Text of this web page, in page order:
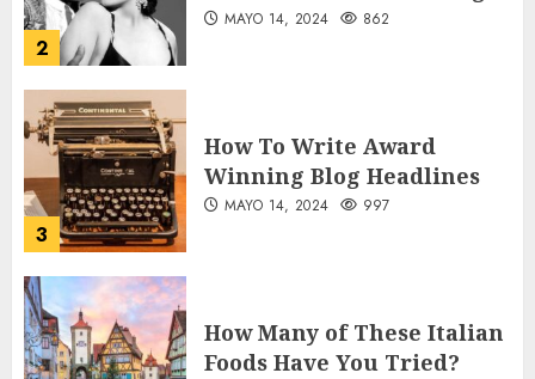
2
MAYO 14, 2024 862
3
How To Write Award
Winning Blog Headlines
MAYO 14, 2024 997
How Many of These Italian
Foods Have You Tried?